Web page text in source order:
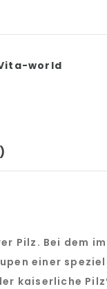
world
Pilz. Bei dem
einer
kaiserliche